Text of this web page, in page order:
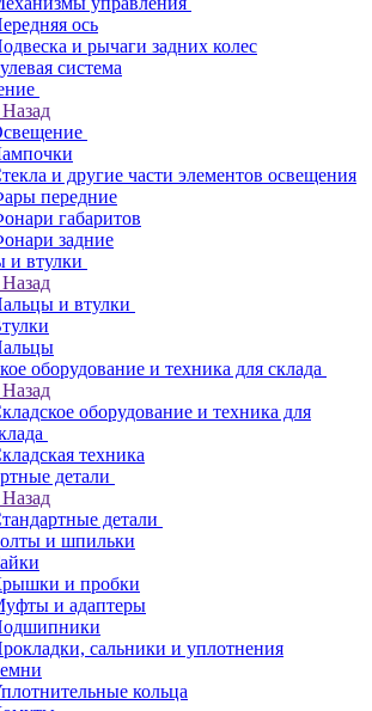
ось
и рычаги задних колес
система
Назад
и другие части элементов освещения
передние
габаритов
задние
и втулки
Назад
и втулки
оборудование и техника для склада
Назад
оборудование и техника для
техника
детали
Назад
детали
и шпильки
и пробки
и адаптеры
сальники и уплотнения
кольца